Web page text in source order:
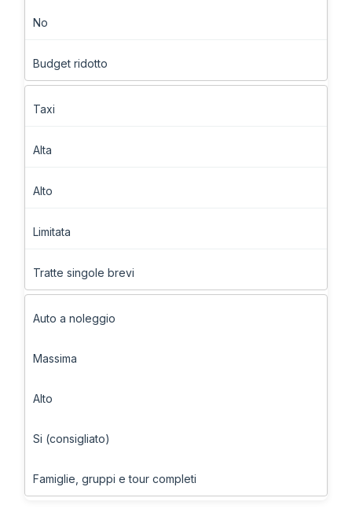
No
Budget ridotto
Taxi
Alta
Alto
Limitata
Tratte singole brevi
Auto a noleggio
Massima
Alto
Si (consigliato)
Famiglie, gruppi e tour completi